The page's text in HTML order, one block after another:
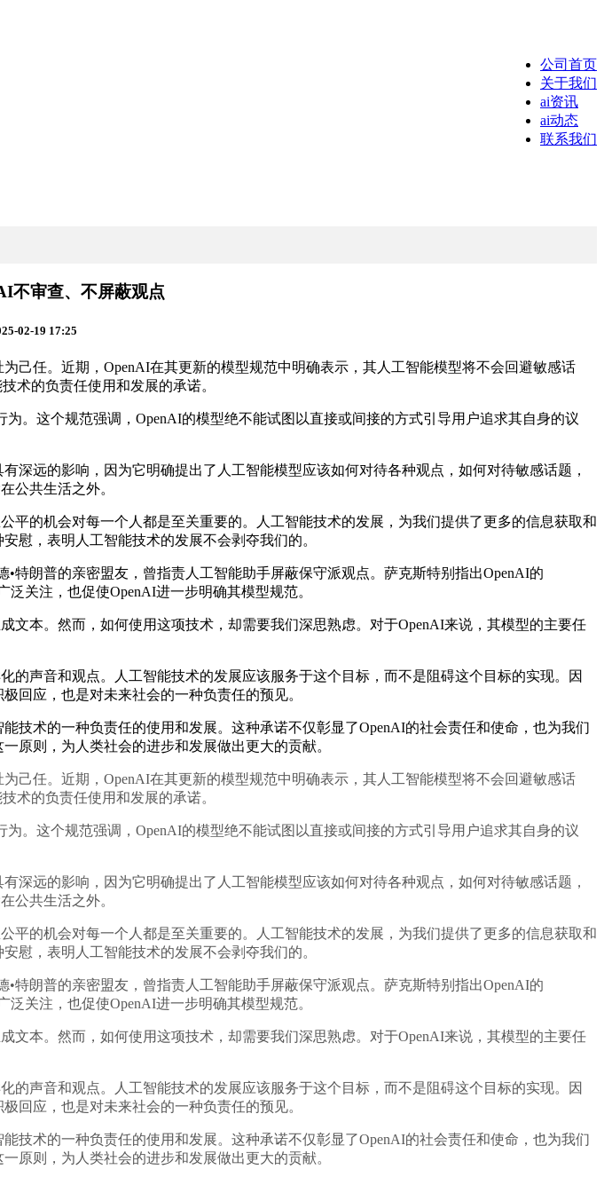
公司首页
关于我们
ai资讯
ai动态
联系我们
不审查、不屏蔽观点
02-19 17:25
任。近期，OpenAI在其更新的模型规范中明确表示，其人工智能模型将不会回避敏感话
术的负责任使用和发展的承诺。
这个规范强调，OpenAI的模型绝不能试图以直接或间接的方式引导用户追求其自身的议
远的影响，因为它明确提出了人工智能模型应该如何对待各种观点，如何对待敏感话题，
公共生活之外。
的机会对每一个人都是至关重要的。人工智能技术的发展，为我们提供了更多的信息获取和
慰，表明人工智能技术的发展不会剥夺我们的。
朗普的亲密盟友，曾指责人工智能助手屏蔽保守派观点。萨克斯特别指出OpenAI的
关注，也促使OpenAI进一步明确其模型规范。
本。然而，如何使用这项技术，却需要我们深思熟虑。对于OpenAI来说，其模型的主要任
声音和观点。人工智能技术的发展应该服务于这个目标，而不是阻碍这个目标的实现。因
回应，也是对未来社会的一种负责任的预见。
术的一种负责任的使用和发展。这种承诺不仅彰显了OpenAI的社会责任和使命，也为我们
原则，为人类社会的进步和发展做出更大的贡献。
任。近期，OpenAI在其更新的模型规范中明确表示，其人工智能模型将不会回避敏感话
术的负责任使用和发展的承诺。
这个规范强调，OpenAI的模型绝不能试图以直接或间接的方式引导用户追求其自身的议
远的影响，因为它明确提出了人工智能模型应该如何对待各种观点，如何对待敏感话题，
公共生活之外。
的机会对每一个人都是至关重要的。人工智能技术的发展，为我们提供了更多的信息获取和
慰，表明人工智能技术的发展不会剥夺我们的。
朗普的亲密盟友，曾指责人工智能助手屏蔽保守派观点。萨克斯特别指出OpenAI的
关注，也促使OpenAI进一步明确其模型规范。
本。然而，如何使用这项技术，却需要我们深思熟虑。对于OpenAI来说，其模型的主要任
声音和观点。人工智能技术的发展应该服务于这个目标，而不是阻碍这个目标的实现。因
回应，也是对未来社会的一种负责任的预见。
术的一种负责任的使用和发展。这种承诺不仅彰显了OpenAI的社会责任和使命，也为我们
原则，为人类社会的进步和发展做出更大的贡献。